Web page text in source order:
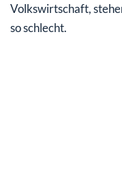
Volkswirtschaft,
so schlecht.